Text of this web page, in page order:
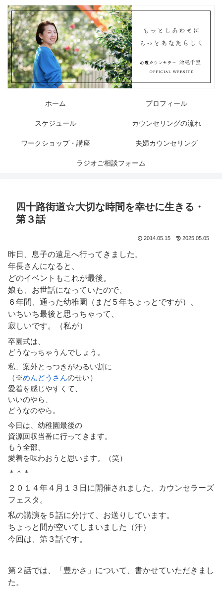
ホーム プロフィール
スケジュール カウンセリングの流れ
ワークショップ・講座 夫婦カウンセリング
ラジオご相談フォーム
四十路街道☆大切な時間を幸せに生きる・
第３話
2014.05.15 2025.05.05
昨日、息子の遠足へ行ってきました。
年長さんになると、
どのイベントもこれが最後。
娘も、お世話になっていたので、
６年間、通った幼稚園（まだ５年ちょっとですが）、
いちいち最後と思っちゃって、
寂しいです。（私が）
卒園式は、
どうなっちゃうんでしょう。
私、案外とっつきがわるい割に
（※めんどうさんのせい）
愛着を感じやすくて、
いいのやら、
どうなのやら。
今日は、幼稚園最後の
資源回収当番に行ってきます。
もう全部、
愛着を味わおうと思います。（笑）
＊＊＊
２０１４年４月１３日に開催されました、カウンセラーズ
フェスタ。
私の講演を５話に分けて、お送りしています。
ちょっと間が空いてしまいました（汗）
今回は、第３話です。
第２話では、「豊かさ」について、書かせていただきまし
た。